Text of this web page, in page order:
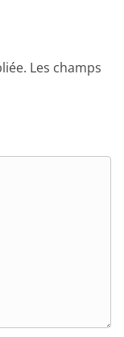
Les champs